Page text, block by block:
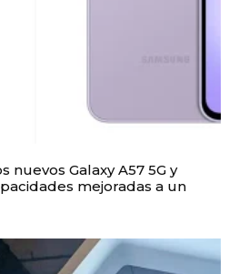
nuevos Galaxy A57 5G y
mejoradas a un